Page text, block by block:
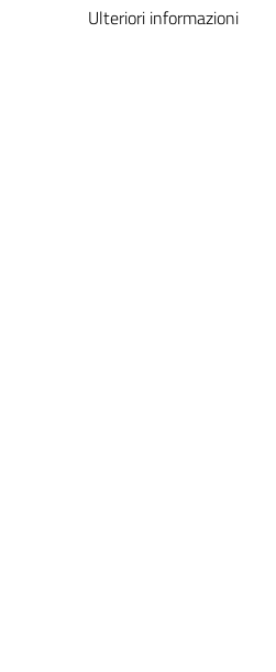
Ulteriori informazioni